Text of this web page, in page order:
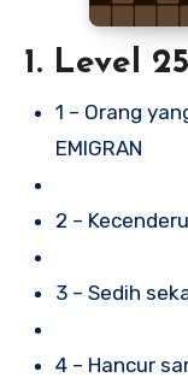
1. Level
1 – Orang
EMIGRAN
2 –
3 – Sedih
4 – Hancur